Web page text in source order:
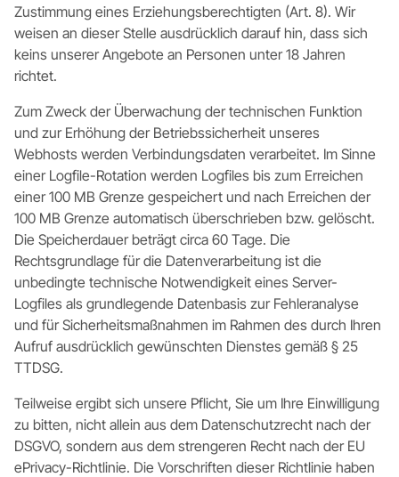
Zustimmung eines Erziehungsberechtigten (Art. 8). Wir
weisen an dieser Stelle ausdrücklich darauf hin, dass sich
keins unserer Angebote an Personen unter 18 Jahren
richtet.
Zum Zweck der Überwachung der technischen Funktion
und zur Erhöhung der Betriebssicherheit unseres
Webhosts werden Verbindungsdaten verarbeitet. Im Sinne
einer Logfile-Rotation werden Logfiles bis zum Erreichen
einer 100 MB Grenze gespeichert und nach Erreichen der
100 MB Grenze automatisch überschrieben bzw. gelöscht.
Die Speicherdauer beträgt circa 60 Tage. Die
Rechtsgrundlage für die Datenverarbeitung ist die
unbedingte technische Notwendigkeit eines Server-
Logfiles als grundlegende Datenbasis zur Fehleranalyse
und für Sicherheitsmaßnahmen im Rahmen des durch Ihren
Aufruf ausdrücklich gewünschten Dienstes gemäß § 25
TTDSG.
Teilweise ergibt sich unsere Pflicht, Sie um Ihre Einwilligung
zu bitten, nicht allein aus dem Datenschutzrecht nach der
DSGVO, sondern aus dem strengeren Recht nach der EU
ePrivacy-Richtlinie. Die Vorschriften dieser Richtlinie haben